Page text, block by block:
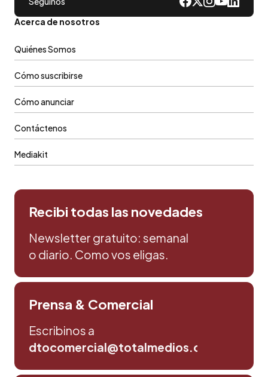
Acerca de nosotros
Quiénes Somos
Cómo suscribirse
Cómo anunciar
Contáctenos
Mediakit
Recibi todas las novedades
Newsletter gratuito: semanal
o diario. Como vos eligas.
Prensa & Comercial
Escribinos a
dtocomercial@totalmedios.com